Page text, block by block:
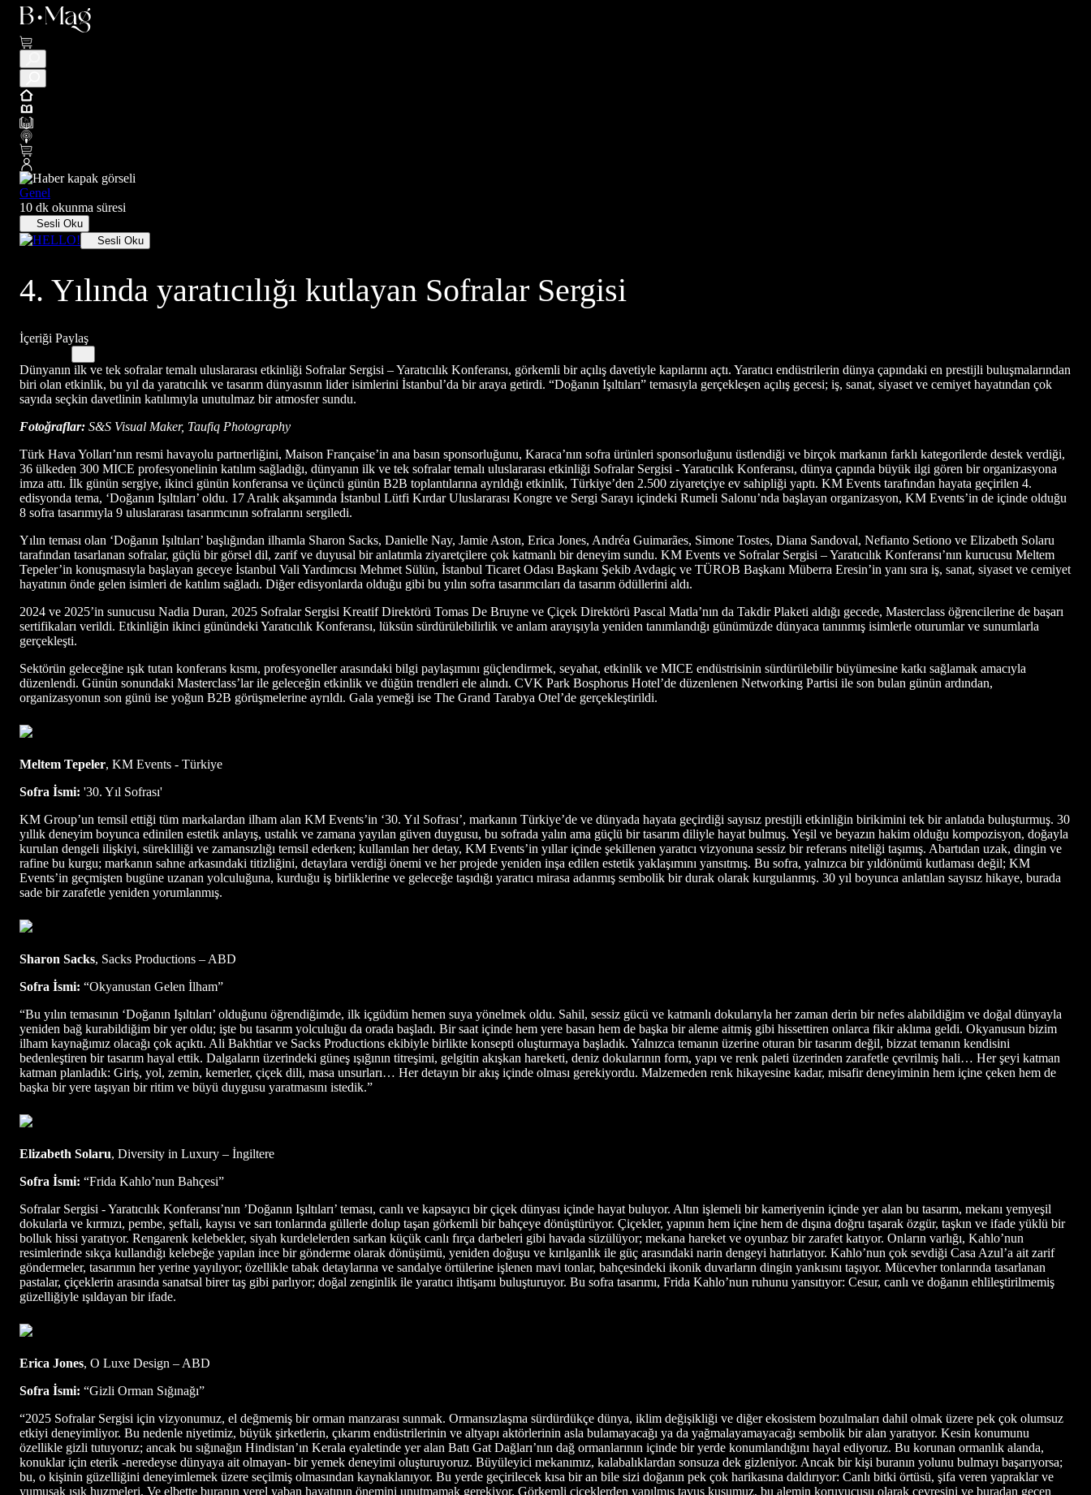
Genel
10 dk okunma süresi
Sesli Oku
Sesli Oku
4. Yılında yaratıcılığı kutlayan Sofralar Sergisi
İçeriği Paylaş
Dünyanın ilk ve tek sofralar temalı uluslararası etkinliği Sofralar Sergisi – Yaratıcılık Konferansı, görkemli bir açılış davetiyle kapılarını açtı. Yaratıcı endüstrilerin dünya çapındaki en prestijli buluşmalarından
biri olan etkinlik, bu yıl da yaratıcılık ve tasarım dünyasının lider isimlerini İstanbul’da bir araya getirdi. “Doğanın Işıltıları” temasıyla gerçekleşen açılış gecesi; iş, sanat, siyaset ve cemiyet hayatından çok
sayıda seçkin davetlinin katılımıyla unutulmaz bir atmosfer sundu.
Fotoğraflar: S&S Visual Maker, Taufiq Photography
Türk Hava Yolları’nın resmi havayolu partnerliğini, Maison Française’in ana basın sponsorluğunu, Karaca’nın sofra ürünleri sponsorluğunu üstlendiği ve birçok markanın farklı kategorilerde destek verdiği,
36 ülkeden 300 MICE profesyonelinin katılım sağladığı, dünyanın ilk ve tek sofralar temalı uluslararası etkinliği Sofralar Sergisi - Yaratıcılık Konferansı, dünya çapında büyük ilgi gören bir organizasyona
imza attı. İlk günün sergiye, ikinci günün konferansa ve üçüncü günün B2B toplantılarına ayrıldığı etkinlik, Türkiye’den 2.500 ziyaretçiye ev sahipliği yaptı. KM Events tarafından hayata geçirilen 4.
edisyonda tema, ‘Doğanın Işıltıları’ oldu. 17 Aralık akşamında İstanbul Lütfi Kırdar Uluslararası Kongre ve Sergi Sarayı içindeki Rumeli Salonu’nda başlayan organizasyon, KM Events’in de içinde olduğu
8 sofra tasarımıyla 9 uluslararası tasarımcının sofralarını sergiledi.
Yılın teması olan ‘Doğanın Işıltıları’ başlığından ilhamla Sharon Sacks, Danielle Nay, Jamie Aston, Erica Jones, Andréa Guimarães, Simone Tostes, Diana Sandoval, Nefianto Setiono ve Elizabeth Solaru
tarafından tasarlanan sofralar, güçlü bir görsel dil, zarif ve duyusal bir anlatımla ziyaretçilere çok katmanlı bir deneyim sundu. KM Events ve Sofralar Sergisi – Yaratıcılık Konferansı’nın kurucusu Meltem
Tepeler’in konuşmasıyla başlayan geceye İstanbul Vali Yardımcısı Mehmet Sülün, İstanbul Ticaret Odası Başkanı Şekib Avdagiç ve TÜROB Başkanı Müberra Eresin’in yanı sıra iş, sanat, siyaset ve cemiyet
hayatının önde gelen isimleri de katılım sağladı. Diğer edisyonlarda olduğu gibi bu yılın sofra tasarımcıları da tasarım ödüllerini aldı.
2024 ve 2025’in sunucusu Nadia Duran, 2025 Sofralar Sergisi Kreatif Direktörü Tomas De Bruyne ve Çiçek Direktörü Pascal Matla’nın da Takdir Plaketi aldığı gecede, Masterclass öğrencilerine de başarı
sertifikaları verildi. Etkinliğin ikinci günündeki Yaratıcılık Konferansı, lüksün sürdürülebilirlik ve anlam arayışıyla yeniden tanımlandığı günümüzde dünyaca tanınmış isimlerle oturumlar ve sunumlarla
gerçekleşti.
Sektörün geleceğine ışık tutan konferans kısmı, profesyoneller arasındaki bilgi paylaşımını güçlendirmek, seyahat, etkinlik ve MICE endüstrisinin sürdürülebilir büyümesine katkı sağlamak amacıyla
düzenlendi. Günün sonundaki Masterclass’lar ile geleceğin etkinlik ve düğün trendleri ele alındı. CVK Park Bosphorus Hotel’de düzenlenen Networking Partisi ile son bulan günün ardından,
organizasyonun son günü ise yoğun B2B görüşmelerine ayrıldı. Gala yemeği ise The Grand Tarabya Otel’de gerçekleştirildi.
Meltem Tepeler, KM Events - Türkiye
Sofra İsmi: '30. Yıl Sofrası'
KM Group’un temsil ettiği tüm markalardan ilham alan KM Events’in ‘30. Yıl Sofrası’, markanın Türkiye’de ve dünyada hayata geçirdiği sayısız prestijli etkinliğin birikimini tek bir anlatıda buluşturmuş. 30
yıllık deneyim boyunca edinilen estetik anlayış, ustalık ve zamana yayılan güven duygusu, bu sofrada yalın ama güçlü bir tasarım diliyle hayat bulmuş. Yeşil ve beyazın hakim olduğu kompozisyon, doğayla
kurulan dengeli ilişkiyi, sürekliliği ve zamansızlığı temsil ederken; kullanılan her detay, KM Events’in yıllar içinde şekillenen yaratıcı vizyonuna sessiz bir referans niteliği taşımış. Abartıdan uzak, dingin ve
rafine bu kurgu; markanın sahne arkasındaki titizliğini, detaylara verdiği önemi ve her projede yeniden inşa edilen estetik yaklaşımını yansıtmış. Bu sofra, yalnızca bir yıldönümü kutlaması değil; KM
Events’in geçmişten bugüne uzanan yolculuğuna, kurduğu iş birliklerine ve geleceğe taşıdığı yaratıcı mirasa adanmış sembolik bir durak olarak kurgulanmış. 30 yıl boyunca anlatılan sayısız hikaye, burada
sade bir zarafetle yeniden yorumlanmış.
Sharon Sacks, Sacks Productions – ABD
Sofra İsmi: “Okyanustan Gelen İlham”
“Bu yılın temasının ‘Doğanın Işıltıları’ olduğunu öğrendiğimde, ilk içgüdüm hemen suya yönelmek oldu. Sahil, sessiz gücü ve katmanlı dokularıyla her zaman derin bir nefes alabildiğim ve doğal dünyayla
yeniden bağ kurabildiğim bir yer oldu; işte bu tasarım yolculuğu da orada başladı. Bir saat içinde hem yere basan hem de başka bir aleme aitmiş gibi hissettiren onlarca fikir aklıma geldi. Okyanusun bizim
ilham kaynağımız olacağı çok açıktı. Ali Bakhtiar ve Sacks Productions ekibiyle birlikte konsepti oluşturmaya başladık. Yalnızca temanın üzerine oturan bir tasarım değil, bizzat temanın kendisini
bedenleştiren bir tasarım hayal ettik. Dalgaların üzerindeki güneş ışığının titreşimi, gelgitin akışkan hareketi, deniz dokularının form, yapı ve renk paleti üzerinden zarafetle çevrilmiş hali… Her şeyi katman
katman planladık: Giriş, yol, zemin, kemerler, çiçek dili, masa unsurları… Her detayın bir akış içinde olması gerekiyordu. Malzemeden renk hikayesine kadar, misafir deneyiminin hem içine çeken hem de
başka bir yere taşıyan bir ritim ve büyü duygusu yaratmasını istedik.”
Elizabeth Solaru, Diversity in Luxury – İngiltere
Sofra İsmi: “Frida Kahlo’nun Bahçesi”
Sofralar Sergisi - Yaratıcılık Konferansı’nın ’Doğanın Işıltıları’ teması, canlı ve kapsayıcı bir çiçek dünyası içinde hayat buluyor. Altın işlemeli bir kameriyenin içinde yer alan bu tasarım, mekanı yemyeşil
dokularla ve kırmızı, pembe, şeftali, kayısı ve sarı tonlarında güllerle dolup taşan görkemli bir bahçeye dönüştürüyor. Çiçekler, yapının hem içine hem de dışına doğru taşarak özgür, taşkın ve ifade yüklü bir
bolluk hissi yaratıyor. Rengarenk kelebekler, siyah kurdelelerden sarkan küçük canlı fırça darbeleri gibi havada süzülüyor; mekana hareket ve oyunbaz bir zarafet katıyor. Onların varlığı, Kahlo’nun
resimlerinde sıkça kullandığı kelebeğe yapılan ince bir gönderme olarak dönüşümü, yeniden doğuşu ve kırılganlık ile güç arasındaki narin dengeyi hatırlatıyor. Kahlo’nun çok sevdiği Casa Azul’a ait zarif
göndermeler, tasarımın her yerine yayılıyor; özellikle tabak detaylarına ve sandalye örtülerine işlenen mavi tonlar, bahçesindeki ikonik duvarların dingin yankısını taşıyor. Mücevher tonlarında tasarlanan
pastalar, çiçeklerin arasında sanatsal birer taş gibi parlıyor; doğal zenginlik ile yaratıcı ihtişamı buluşturuyor. Bu sofra tasarımı, Frida Kahlo’nun ruhunu yansıtıyor: Cesur, canlı ve doğanın ehlileştirilmemiş
güzelliğiyle ışıldayan bir ifade.
Erica Jones, O Luxe Design – ABD
Sofra İsmi: “Gizli Orman Sığınağı”
“2025 Sofralar Sergisi için vizyonumuz, el değmemiş bir orman manzarası sunmak. Ormansızlaşma sürdürdükçe dünya, iklim değişikliği ve diğer ekosistem bozulmaları dahil olmak üzere pek çok olumsuz
etkiyi deneyimliyor. Bu nedenle niyetimiz, büyük şirketlerin, çıkarım endüstrilerinin ve altyapı aktörlerinin asla bulamayacağı ya da yağmalayamayacağı sembolik bir alan yaratıyor. Kesin konumunu
özellikle gizli tutuyoruz; ancak bu sığınağın Hindistan’ın Kerala eyaletinde yer alan Batı Gat Dağları’nın dağ ormanlarının içinde bir yerde konumlandığını hayal ediyoruz. Bu korunan ormanlık alanda,
konuklar için eterik -neredeyse dünyaya ait olmayan- bir yemek deneyimi oluşturuyoruz. Büyüleyici mekanımız, kalabalıklardan sonsuza dek gizleniyor. Ancak bir kişi buranın yolunu bulmayı başarıyorsa;
bu, o kişinin güzelliğini deneyimlemek üzere seçilmiş olmasından kaynaklanıyor. Bu yerde geçirilecek kısa bir an bile sizi doğanın pek çok harikasına daldırıyor: Canlı bitki örtüsü, şifa veren yapraklar ve
yumuşak ışık huzmeleri. Ve elbette buranın yerel yaban hayatının önemini unutmamak gerekiyor. Görkemli çiçeklerden yapılmış tavus kuşumuz, bu alemin koruyucusu olarak çevresini ve buradan geçen